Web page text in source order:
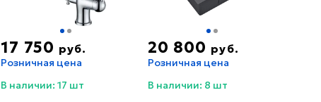
17 750 руб.
Розничная цена
В наличии: 17 шт
20 800 руб.
Розничная цена
В наличии: 8 шт